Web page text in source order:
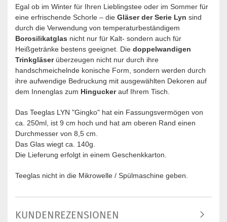
Egal ob im Winter für Ihren Lieblingstee oder im Sommer für
eine erfrischende Schorle – die Gläser der Serie Lyn sind
durch die Verwendung von temperaturbeständigem
Borosilikatglas nicht nur für Kalt- sondern auch für
Heißgetränke bestens geeignet. Die doppelwandigen
Trinkgläserüberzeugen nicht nur durch ihre
handschmeichelnde konische Form, sondern werden durch
ihre aufwendige Bedruckung mit ausgewählten Dekoren auf
dem Innenglas zum Hinguckerauf Ihrem Tisch.
Das Teeglas LYN "Gingko" hat ein Fassungsvermögen von
ca. 250ml, ist 9 cm hoch und hat am oberen Rand einen
Durchmesser von 8,5 cm.
Das Glas wiegt ca. 140g.
Die Lieferung erfolgt in einem Geschenkkarton.
Teeglas nicht in die Mikrowelle / Spülmaschine geben.
KUNDENREZENSIONEN